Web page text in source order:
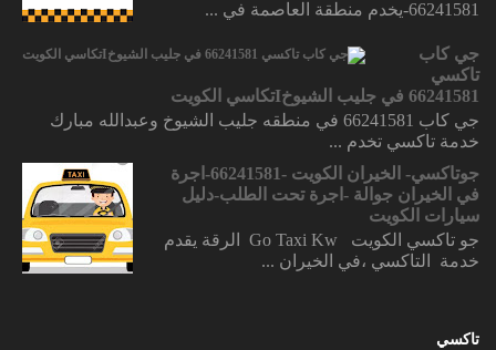
66241581-يخدم منطقة العاصمة في ...
جي كاب
تاكسي
66241581 في جليب الشيوخIتكاسي الكويت
جي كاب 66241581 في منطقه جليب الشيوخ وعبدالله مبارك
خدمة تاكسي تخدم ...
جوتاكسي- الخيران الكويت -66241581-اجرة
في الخيران جوالة -اجرة تحت الطلب-دليل
سيارات الكويت
جو تاكسي الكويت Go Taxi Kw الرقة يقدم
خدمة التاكسي ،في الخيران ...
تاكسي